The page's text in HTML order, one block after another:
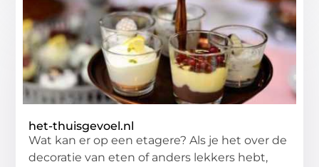
het-thuisgevoel.nl
Wat kan er op een etagere? Als je het over de
decoratie van eten of anders lekkers hebt,